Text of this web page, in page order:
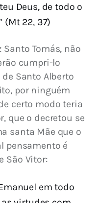
Deus, de todo o
(Mt 22, 37)
Tomás, não
cumpri-lo
Santo Alberto
por ninguém
certo modo teria
que o decretou se
santa Mãe que o
pensamento é
São Vitor:
em todo